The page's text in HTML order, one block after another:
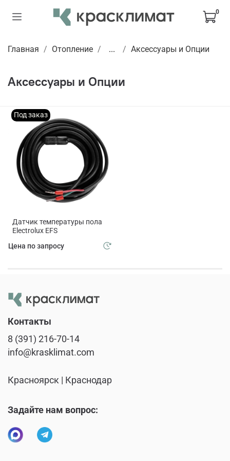
0
Главная Отопление ... Аксессуары и Опции
Аксессуары и Опции
Под заказ
Датчик температуры пола
Electrolux EFS
Цена по запросу
Контакты
8 (391) 216-70-14
info@krasklimat.com
Красноярск | Краснодар
Задайте нам вопрос: